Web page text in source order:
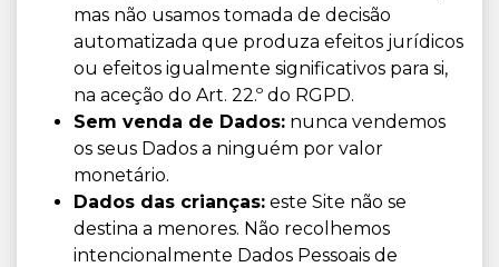
mas não usamos tomada de decisão
automatizada que produza efeitos jurídicos
ou efeitos igualmente significativos para si,
na aceção do Art. 22.º do RGPD.
Sem venda de Dados: nunca vendemos
os seus Dados a ninguém por valor
monetário.
Dados das crianças: este Site não se
destina a menores. Não recolhemos
intencionalmente Dados Pessoais de